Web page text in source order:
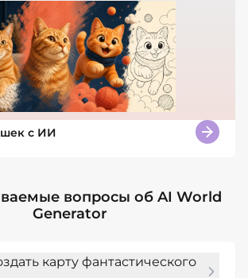
с ИИ
вопросы об AI World
Generator
карту фантастического